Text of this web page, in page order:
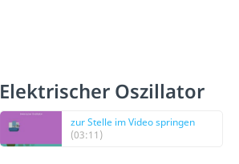
Elektrischer Oszillator
zur Stelle im Video springen
(03:11)